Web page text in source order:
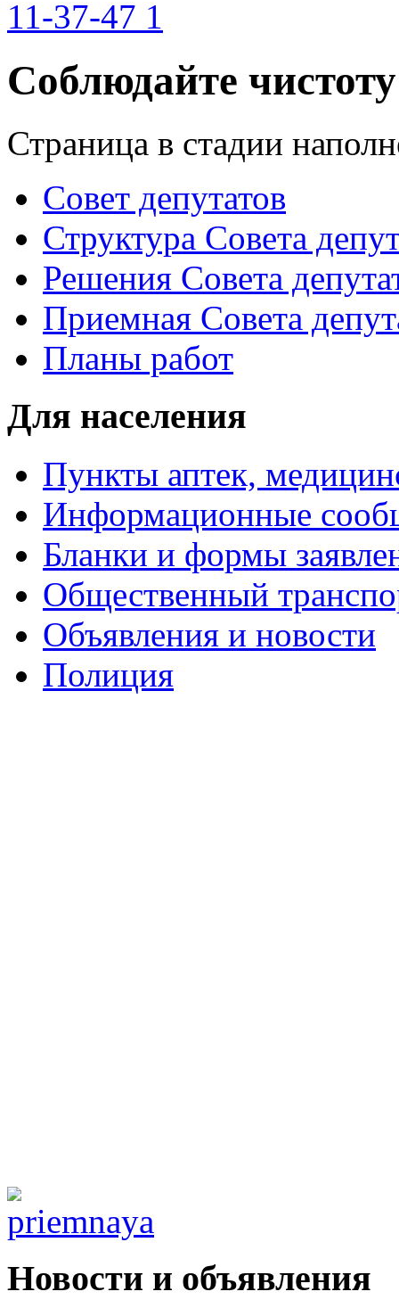
Соблюдайте чистоту
Страница в стадии
Совет депутатов
Структура Совета
Решения Совета
Приемная Совета
Планы работ
Для населения
Пункты аптек,
Информационные
Бланки и формы
Общественный
Объявления и новости
Полиция
Новости и объявления